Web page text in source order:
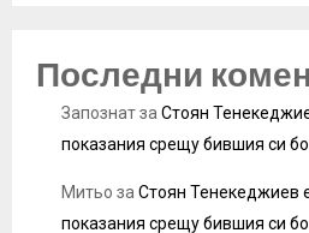
Последни
Запознатза Стоян
показания срещу бившия си
Митьо за Стоян Тенекеджиев
показания срещу бившия си